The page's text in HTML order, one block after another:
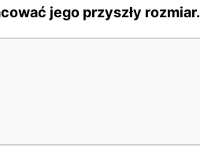
jego przyszły rozmiar.